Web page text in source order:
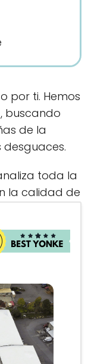
por ti. Hemos
buscando
de la
toda la
la calidad de
la mejor
ubicación
piezas